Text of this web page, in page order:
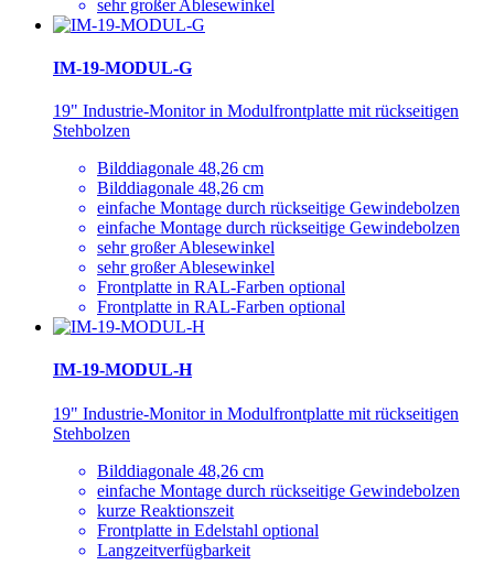
sehr großer Ablesewinkel
IM-19-MODUL-G
19" Industrie-Monitor in Modulfrontplatte mit rückseitigen
Stehbolzen
Bilddiagonale 48,26 cm
Bilddiagonale 48,26 cm
einfache Montage durch rückseitige Gewindebolzen
einfache Montage durch rückseitige Gewindebolzen
sehr großer Ablesewinkel
sehr großer Ablesewinkel
Frontplatte in RAL-Farben optional
Frontplatte in RAL-Farben optional
IM-19-MODUL-H
19" Industrie-Monitor in Modulfrontplatte mit rückseitigen
Stehbolzen
Bilddiagonale 48,26 cm
einfache Montage durch rückseitige Gewindebolzen
kurze Reaktionszeit
Frontplatte in Edelstahl optional
Langzeitverfügbarkeit